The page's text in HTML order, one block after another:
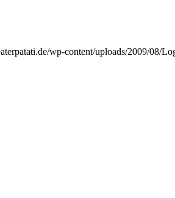
wp-content/uploads/2009/08/